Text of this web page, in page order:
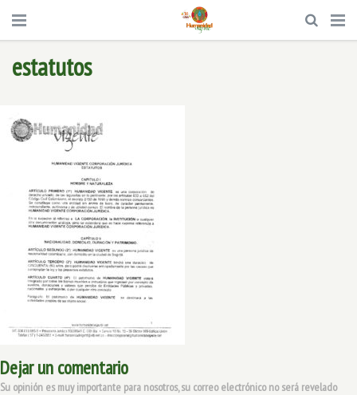
estatutos
Dejar un comentario
Su opinión es muy importante para nosotros, su correo electrónico no será revelado